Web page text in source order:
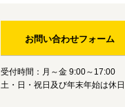
お問い合わせフォーム
受付時間：月～金 9:00～17:00
土・日・祝日及び年末年始は休日